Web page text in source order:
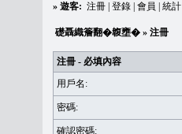
» 遊客: 注冊 登錄 會員 統計
礎聶織簷翻�䪖壅� » 注冊
注冊 - 必填內容
用戶名:
密碼:
確認密碼: